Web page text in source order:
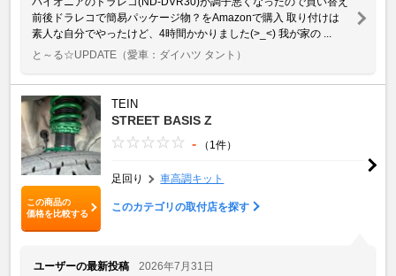
前後ドラレコで簡易パッケージ物？をAmazonで購入 取り付けは
素人な自分でやったけど、4時間かかりました(>_<) 我が家の ...
と～る☆UPDATE （愛車：ダイハツ タント）
この商品の
価格を比較する
TEIN
STREET BASIS Z
- （1件）
足回り 車高調キット
このカテゴリの取付店を探す
ユーザーの最新投稿
2026年7月31日